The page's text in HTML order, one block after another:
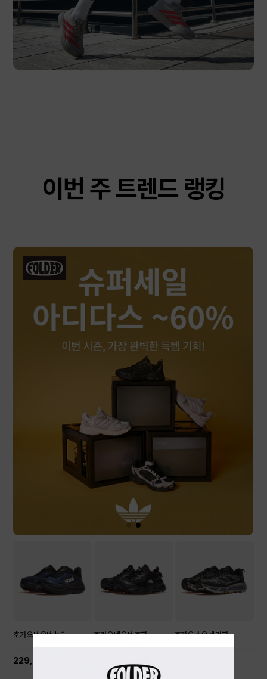
이번 주 트렌드 랭킹
호카 오네 오네 본디...
229,000원
호카 오네 오네 호파... 호카 오네 오네 마파...